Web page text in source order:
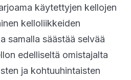
käytettyjen kellojen
kelloliikkeiden
samalla säästää selvää
edelliseltä omistajalta
ja kohtuuhintaisten